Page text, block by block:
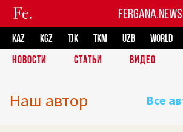
FERGANA.NEWS
KAZ KGZ TJK TKM UZB
WORLD
НОВОСТИ
СТАТЬИ ВИДЕО
Наш автор Все